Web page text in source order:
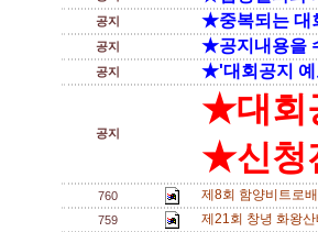
공지 ★중복되는 대
공지 ★공지내용을
공지 ★'대회공지 예
공지
★대회
★신청
760 제8회 함양비트로
759 제21회 창녕 화왕